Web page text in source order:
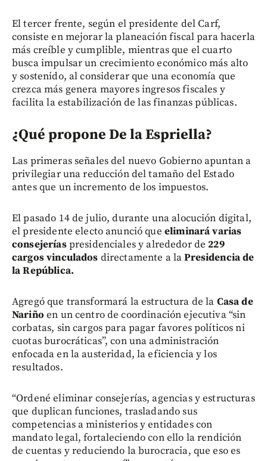
El tercer frente, según el presidente del Carf,
consiste en mejorar la planeación fiscal para hacerla
más creíble y cumplible, mientras que el cuarto
busca impulsar un crecimiento económico más alto
y sostenido, al considerar que una economía que
crezca más genera mayores ingresos fiscales y
facilita la estabilización de las finanzas públicas.
¿Qué propone De la Espriella?
Las primeras señales del nuevo Gobierno apuntan a
privilegiar una reducción del tamaño del Estado
antes que un incremento de los impuestos.
El pasado 14 de julio, durante una alocución digital,
el presidente electo anunció que eliminará varias
consejeríaspresidenciales y alrededor de 229
cargos vinculados directamente a laPresidencia de
la República.
Agregó que transformará la estructura de la Casa de
Nariño en un centro de coordinación ejecutiva “sin
corbatas, sin cargos para pagar favores políticos ni
cuotas burocráticas”, con una administración
enfocada en la austeridad, la eficiencia y los
resultados.
“Ordené eliminar consejerías, agencias y estructuras
que duplican funciones, trasladando sus
competencias a ministerios y entidades con
mandato legal, fortaleciendo con ello la rendición
de cuentas y reduciendo la burocracia, que eso es